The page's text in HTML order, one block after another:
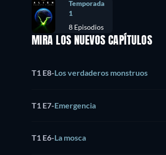
Temporada
1
8 Episodios
MIRA LOS NUEVOS CAPÍTULOS
T1 E8-Los verdaderos monstruos
T1 E7-Emergencia
T1 E6-La mosca